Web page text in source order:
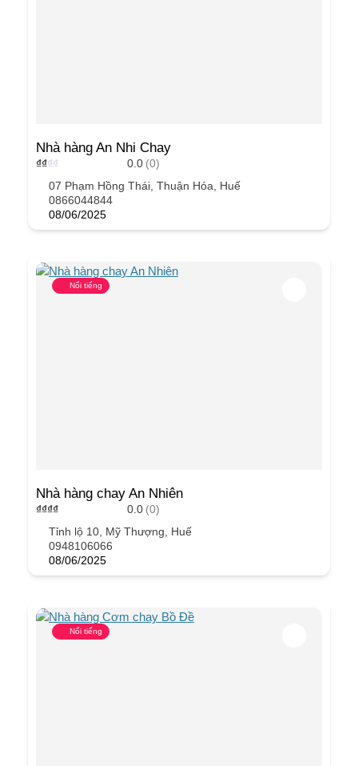
Nhà hàng An Nhi Chay
₫₫₫₫ 0.0 (0)
07 Phạm Hồng Thái, Thuận Hóa, Huế
0866044844
08/06/2025
Nổi tiếng
Nhà hàng chay An Nhiên
₫₫₫₫ 0.0 (0)
Tỉnh lộ 10, Mỹ Thượng, Huế
0948106066
08/06/2025
Nổi tiếng